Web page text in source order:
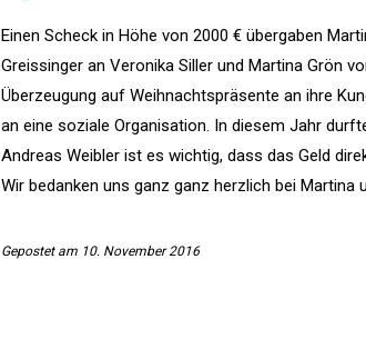
Einen Scheck in Höhe von 2000 € übergaben
Greissinger an Veronika Siller und Martina Grön
Überzeugung auf Weihnachtspräsente an ihre
an eine soziale Organisation. In diesem Jahr
Andreas Weibler ist es wichtig, dass das Geld
Wir bedanken uns ganz ganz herzlich bei Martina
Gepostet am 10. November 2016